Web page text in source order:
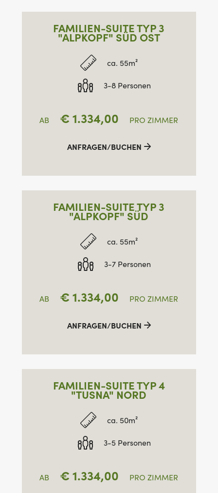
FAMILIEN-SUITE TYP 3
"ALPKOPF" SÜD OST
ca. 55m²
3-8 Personen
AB €1.334,00 PRO ZIMMER
ANFRAGEN/BUCHEN
FAMILIEN-SUITE TYP 3
"ALPKOPF" SÜD
ca. 55m²
3-7 Personen
AB €1.334,00 PRO ZIMMER
ANFRAGEN/BUCHEN
FAMILIEN-SUITE TYP 4
"TUSNA" NORD
ca. 50m²
3-5 Personen
AB €1.334,00 PRO ZIMMER